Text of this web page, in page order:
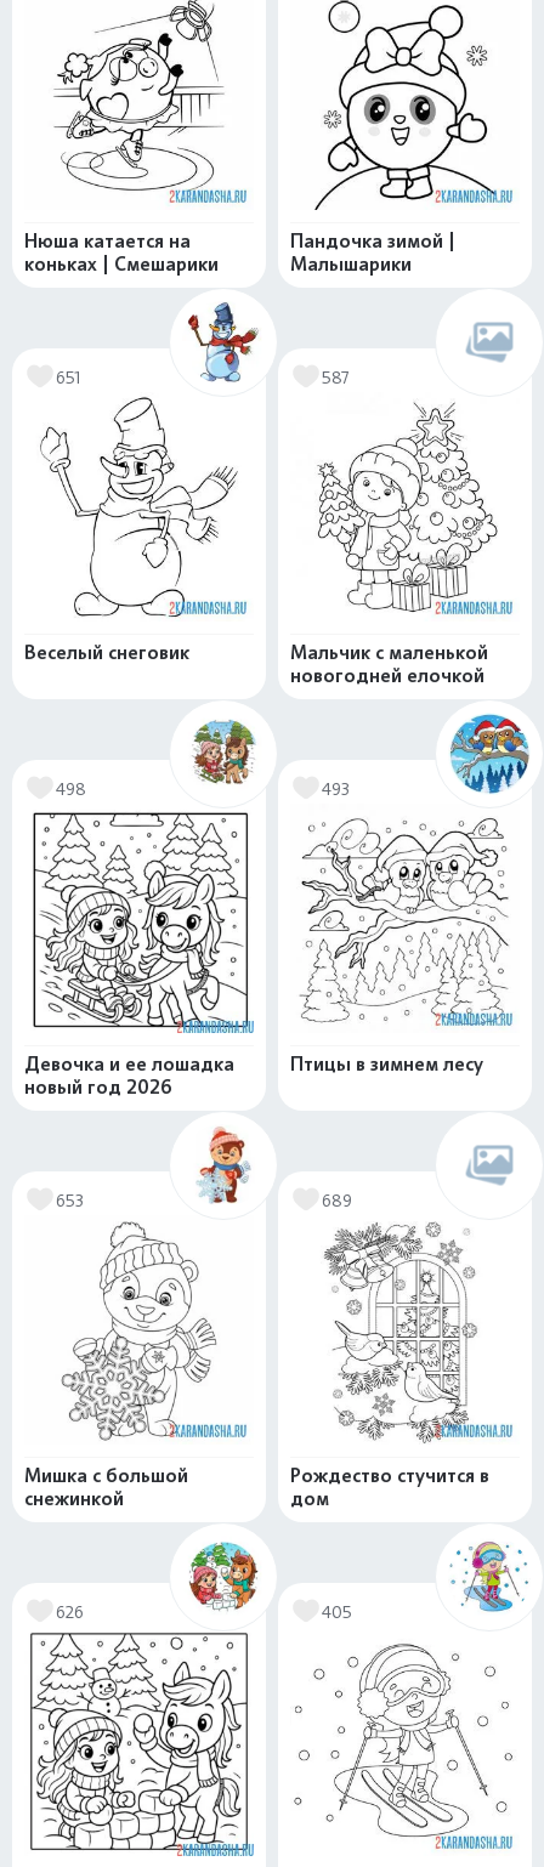
Нюша катается на
коньках | Смешарики
Пандочка зимой |
Малышарики
651
Веселый снеговик
587
Мальчик с маленькой
новогодней елочкой
498
Девочка и ее лошадка
новый год 2026
493
Птицы в зимнем лесу
653
Мишка с большой
снежинкой
689
Рождество стучится в
дом
626 405